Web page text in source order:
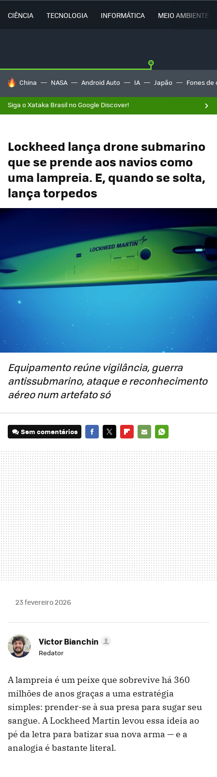
CIÊNCIA TECNOLOGIA INFORMÁTICA MEIO AMBIENTE
TENDÊNCIAS DO DIA
China NASA Android Auto IA Japão Fones de
Siga o Xataka Brasil no Google Discover!
Lockheed lança drone submarino
que se prende aos navios como
uma lampreia. E, quando se solta,
lança torpedos
Equipamento reúne vigilância, guerra
antissubmarino, ataque e reconhecimento
aéreo num artefato só
Sem comentários
MAIL
23 fevereiro 2026
Victor Bianchin
Redator
A lampreia é um peixe que sobrevive há 360
milhões de anos graças a uma estratégia
simples: prender-se à sua presa para sugar seu
sangue. A Lockheed Martin levou essa ideia ao
pé da letra para batizar sua nova arma — e a
analogia é bastante literal.